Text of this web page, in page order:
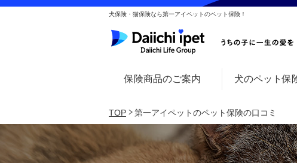
犬保険・猫保険なら第一アイペットのペット保険！
保険商品のご案内 犬のペット保
TOP 第一アイペットのペット保険の口コミ